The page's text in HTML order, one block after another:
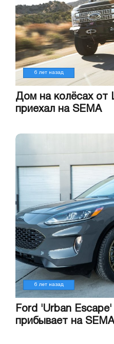
6 лет назад
Дом на колёсах от
приехал на SEMA
6 лет назад
Ford 'Urban
прибывает на SEMA